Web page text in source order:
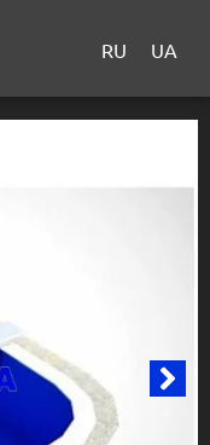
RU UA